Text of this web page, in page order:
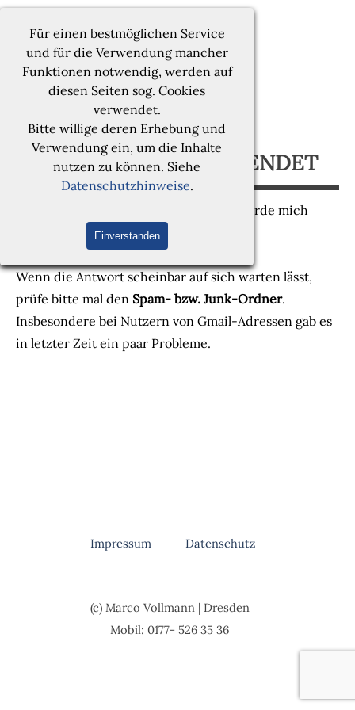
Für einen bestmöglichen Service
und für die Verwendung mancher
Funktionen notwendig, werden auf
diesen Seiten sog. Cookies
verwendet.
Bitte willige deren Erhebung und
Verwendung ein, um die Inhalte
nutzen zu können. Siehe
Datenschutzhinweise.
Einverstanden
Direkt zum Seiteninhalt
Marco Vollmann | FOTOGRAFIE
RESERVIERUNG GESENDET
Vielen Dank für deine Nachricht. Ich werde mich
zeitnah mit dir in Verbindung setzen.
Wenn die Antwort scheinbar auf sich warten lässt,
prüfe bitte mal den Spam- bzw. Junk-Ordner.
Insbesondere bei Nutzern von Gmail-Adressen gab es
in letzter Zeit ein paar Probleme.
Menü überspringen
Impressum Datenschutz
(c) Marco Vollmann | Dresden
Mobil: 0177- 526 35 36